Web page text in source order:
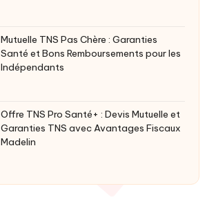
Mutuelle TNS Pas Chère : Garanties
Santé et Bons Remboursements pour les
Indépendants
Offre TNS Pro Santé+ : Devis Mutuelle et
Garanties TNS avec Avantages Fiscaux
Madelin